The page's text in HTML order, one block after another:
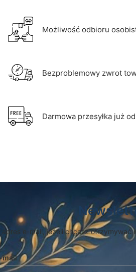
Możliwość odbioru
Bezproblemowy zwrot
Darmowa przesyłka już
adres e-mail, jeżeli chcesz otrzymywać
mail